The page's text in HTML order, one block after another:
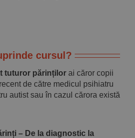
cursul?
tuturor părințilorai căror copii
de către medicul psihiatru
autist sau în cazul cărora există
– De la diagnostic la